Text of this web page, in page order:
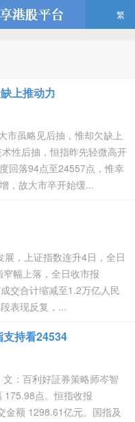
繁
上推动力
市虽略见后抽，惟却欠缺上
性后抽，恒指昨先轻微高开
回落94点至24557点，惟幸
，故大市卒开始缓...
，上证指数连升4日，全日
幅上落，全日收市报
交合计缩减至1.2万亿人民
表现反复，...
持看24534
：百利好証券策略师岑智
175.98点。恒指收报
额 1298.61亿元。国指及